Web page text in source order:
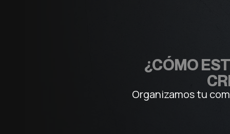
¿CÓMO
Organizamos tu